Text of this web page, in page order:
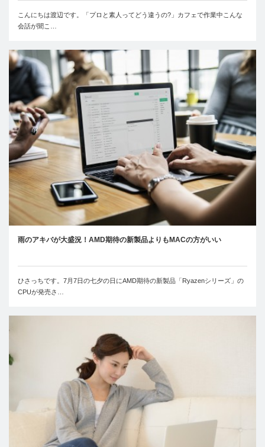
こんにちは渡辺です。「プロと素人ってどう違うの?」カフェで作業中こんな
会話が聞こ…
雨のアキバが大盛況！AMD期待の新製品よりもMACの方がいい
ひさっちです。7月7日の七夕の日にAMD期待の新製品「Ryazenシリーズ」の
CPUが発売さ…